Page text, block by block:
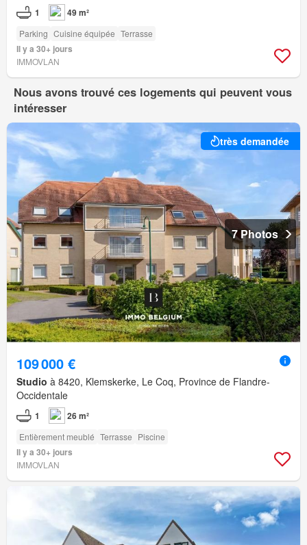
1 49 m²
Parking Cuisine équipée Terrasse
Il y a 30+ jours
IMMOVLAN
Nous avons trouvé ces logements qui peuvent vous
intéresser
très demandée
7 Photos
109 000 €
Studio à 8420, Klemskerke, Le Coq, Province de Flandre-
Occidentale
1 26 m²
Entièrement meublé Terrasse Piscine
Il y a 30+ jours
IMMOVLAN